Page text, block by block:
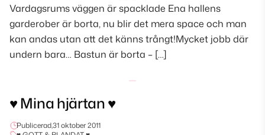
Vardagsrums väggen är spacklade Ena hallens
garderober är borta, nu blir det mera space och man
kan andas utan att det känns trångt!Mycket jobb där
undern bara… Bastun är borta – […]
♥ Mina hjärtan ♥
Publicerad,31 oktober 2011